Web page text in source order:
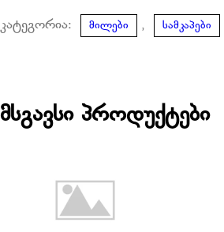
კატეგორია: მილები , სამკაპები
მსგავსი პროდუქტები